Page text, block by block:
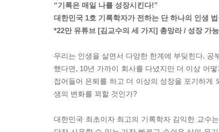
“기록은 매일 나를 성장시킨다!”
대한민국 1호 기록학자가 전하는 단 하나의 인생
*22만 유튜브 [김교수의 세 가지] 총망라 / 성장 가
우리는 인생을 살면서 다양한 한계에 부딪힌다.
했다면, 10년 가까이 회사를 다녔지만 더 이상 어
접어들어 은퇴를 하고 더 이상의 성장을 포기하게
생의 변화를 꾀할 것인가?
대한민국 최초이자 최고의 기록학자 김익한 교수